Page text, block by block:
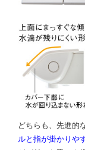
どちらも、先進的
ルと指が掛かりや